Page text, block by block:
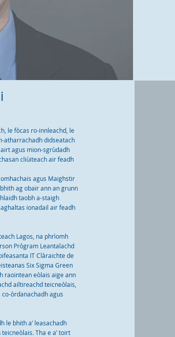
le fòcas ro-innleachd, le
atharrachadh didseatach
agus mion-sgrùdadh
cliùiteach air feadh
agus Maighstir
ag obair ann an grunn
taobh a-staigh
ionadail air feadh
Lagos, na phrìomh
Prògram Leantalachd
IT Clàraichte de
Six Sigma Green
raointean eòlais aige ann
ailtireachd teicneòlais,
òrdanachadh agus
le bhith a’ leasachadh
Tha e a’ toirt